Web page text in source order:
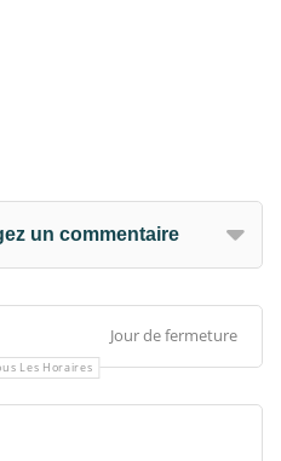
un commentaire
Jour de fermeture
Les Horaires